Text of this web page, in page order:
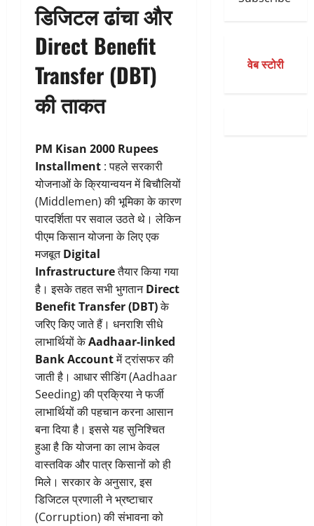
डिजिटल ढांचा और
Direct Benefit
Transfer (DBT)
की ताकत
PM Kisan 2000 Rupees
Installment : पहले सरकारी
योजनाओं के क्रियान्वयन में बिचौलियों
(Middlemen) की भूमिका के कारण
पारदर्शिता पर सवाल उठते थे। लेकिन
पीएम किसान योजना के लिए एक
मजबूतDigital
Infrastructureतैयार किया गया
है। इसके तहत सभी भुगतानDirect
Benefit Transfer (DBT)के
जरिए किए जाते हैं। धनराशि सीधे
लाभार्थियों केAadhaar-linked
Bank Accountमें ट्रांसफर की
जाती है। आधार सीडिंग (Aadhaar
Seeding) की प्रक्रिया ने फर्जी
लाभार्थियों की पहचान करना आसान
बना दिया है। इससे यह सुनिश्चित
हुआ है कि योजना का लाभ केवल
वास्तविक और पात्र किसानों को ही
मिले। सरकार के अनुसार, इस
डिजिटल प्रणाली ने भ्रष्टाचार
(Corruption) की संभावना को
वेब स्टोरी